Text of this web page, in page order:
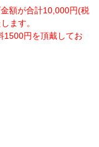
額が合計10,000円(税
ます。
円を頂戴してお